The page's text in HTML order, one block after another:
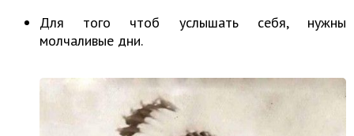
Для того чтоб услышать себя, нужны
молчаливые дни.